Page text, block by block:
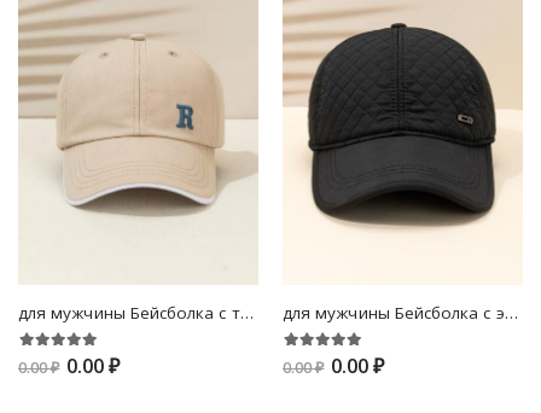
для мужчины Бейсболка с текстовой вышивкой
0.00 ₽ 0.00 ₽
для мужчины Бейсболка с этикеткой
0.00 ₽ 0.00 ₽